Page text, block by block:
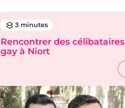
3 minutes
Rencontrer des célibataires
gay à Niort